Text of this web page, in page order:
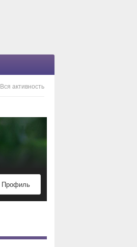
Вся активность
Профиль